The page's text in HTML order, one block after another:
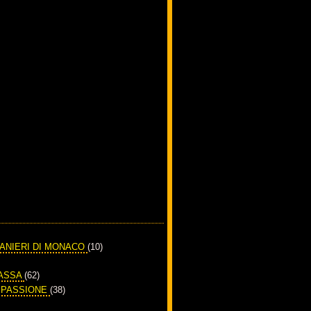
DI MONACO (10)
(62)
(38)